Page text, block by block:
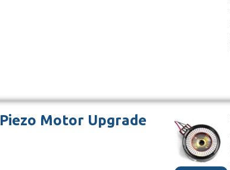
Piezo Motor Upgrade